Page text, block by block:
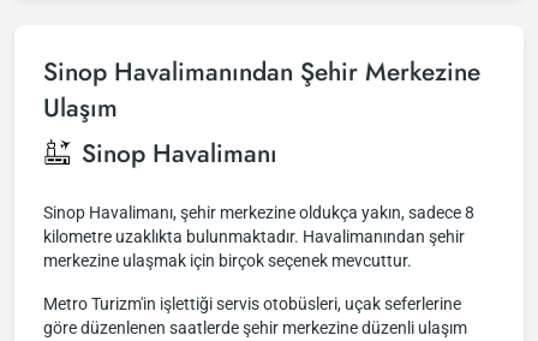
Sinop Havalimanından Şehir Merkezine
Ulaşım
Sinop Havalimanı
Sinop Havalimanı, şehir merkezine oldukça yakın, sadece 8
kilometre uzaklıkta bulunmaktadır. Havalimanından şehir
merkezine ulaşmak için birçok seçenek mevcuttur.
Metro Turizm'in işlettiği servis otobüsleri, uçak seferlerine
göre düzenlenen saatlerde şehir merkezine düzenli ulaşım